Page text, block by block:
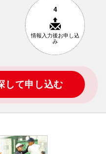
4
情報入力後お申し込
み
して申し込む